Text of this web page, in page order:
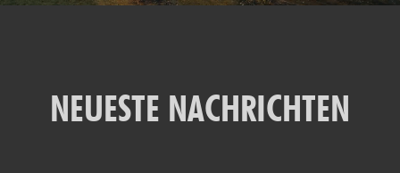
NEUESTE NACHRICHTEN